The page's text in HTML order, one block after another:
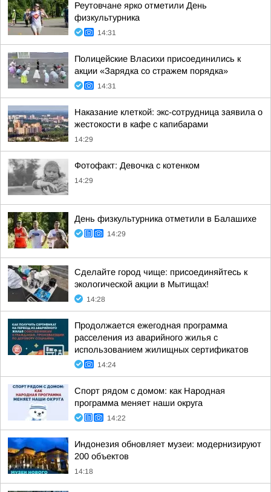
Реутовчане ярко отметили День
физкультурника
14:31
Полицейские Власихи присоединились к
акции «Зарядка со стражем порядка»
14:31
Наказание клеткой: экс-сотрудница заявила о
жестокости в кафе с капибарами
14:29
Фотофакт: Девочка с котенком
14:29
День физкультурника отметили в Балашихе
14:29
Сделайте город чище: присоединяйтесь к
экологической акции в Мытищах!
14:28
Продолжается ежегодная программа
расселения из аварийного жилья с
использованием жилищных сертификатов
14:24
Спорт рядом с домом: как Народная
программа меняет наши округа
14:22
Индонезия обновляет музеи: модернизируют
200 объектов
14:18